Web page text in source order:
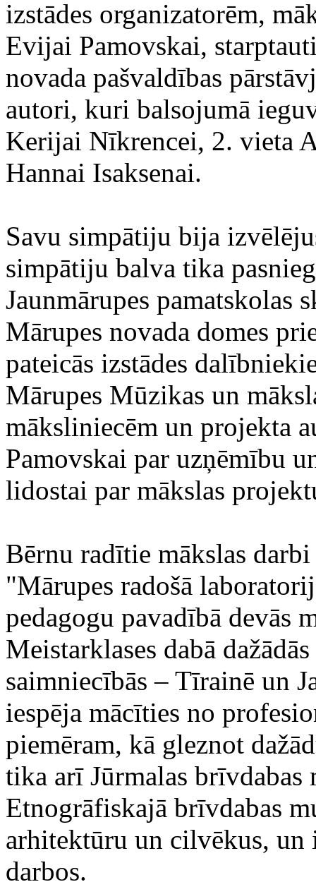
izstādes organizatorēm,
Evijai Pamovskai,
novada pašvaldības
autori, kuri balsojumā
Kerijai Nīkrencei, 2. vieta
Hannai Isaksenai.
Savu simpātiju bija
simpātiju balva tika
Jaunmārupes
Mārupes novada domes
pateicās izstādes
Mārupes Mūzikas un
māksliniecēm un projekta
Pamovskai par uzņēmību
lidostai par mākslas
Bērnu radītie mākslas
"Mārupes radošā
pedagogu pavadībā devās
Meistarklases dabā
saimniecībās – Tīrainē un
iespēja mācīties no
piemēram, kā gleznot
tika arī Jūrmalas
Etnogrāfiskajā brīvdabas
arhitektūru un cilvēkus, un
darbos.